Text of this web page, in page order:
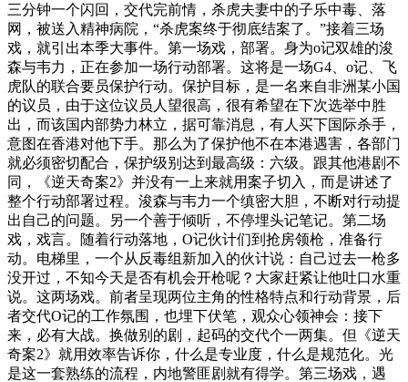
三分钟一个闪回，交代完前情，杀虎夫妻中的子乐中毒、落
网，被送入精神病院，“杀虎案终于彻底结案了。”接着三场
戏，就引出本季大事件。第一场戏，部署。身为o记双雄的浚
森与韦力，正在参加一场行动部署。这将是一场G4、o记、飞
虎队的联合要员保护行动。保护目标，是一名来自非洲某小国
的议员，由于这位议员人望很高，很有希望在下次选举中胜
出，而该国内部势力林立，据可靠消息，有人买下国际杀手，
意图在香港对他下手。那么为了保护他不在本港遇害，各部门
就必须密切配合，保护级别达到最高级：六级。跟其他港剧不
同，《逆天奇案2》并没有一上来就用案子切入，而是讲述了
整个行动部署过程。浚森与韦力一个缜密大胆，不断对行动提
出自己的问题。另一个善于倾听，不停埋头记笔记。第二场
戏，戏言。随着行动落地，O记伙计们到抢房领枪，准备行
动。电梯里，一个从反毒组新加入的伙计说：自己过去一枪多
没开过，不知今天是否有机会开枪呢？大家赶紧让他吐口水重
说。这两场戏。前者呈现两位主角的性格特点和行动背景，后
者交代O记的工作氛围，也埋下伏笔，观众心领神会：接下
来，必有大战。换做别的剧，起码的交代个一两集。但《逆天
奇案2》就用效率告诉你，什么是专业度，什么是规范化。光
是这一套熟练的流程，内地警匪剧就有得学。第三场戏，遇